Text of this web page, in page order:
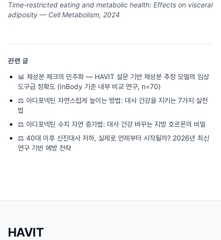
Time-restricted eating and metabolic health: Effects on visceral
adiposity — Cell Metabolism, 2024
관련 글
📊 체성분 체크의 민주화 — HAVIT 설문 기반 체성분 추정 모델의 임상
도구급 정확도 (InBody 기준 내부 비교 연구, n=70)
⚖️ 아디포넥틴 자연스럽게 높이는 방법: 대사 건강을 지키는 7가지 실천
법
⚖️ 아디포넥틴 수치 자연 증가법: 대사 건강 바꾸는 지방 호르몬의 비밀
⚖️ 40대 이후 신진대사 저하, 실제로 언제부터 시작될까? 2026년 최신
연구 기반 예방 전략
HAVIT